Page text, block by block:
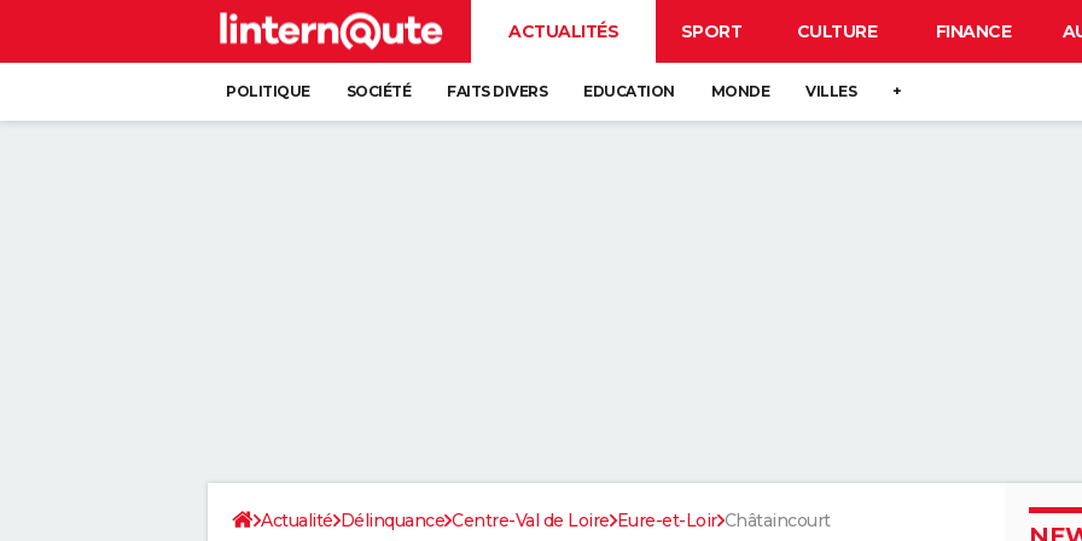
ACTUALITÉS SPORT CULTURE FINANCE
POLITIQUE SOCIÉTÉ FAITS DIVERS EDUCATION MONDE VILLES +
Actualité Délinquance Centre-Val de Loire Eure-et-Loir Châtaincourt